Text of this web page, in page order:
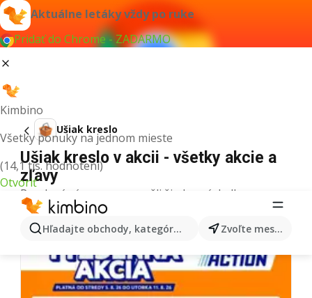
Aktuálne letáky vždy po ruke
Pridať do Chrome - ZADARMO
Kimbino
Všetky ponuky na jednom mieste
(14,1 tis. hodnotení)
Otvoriť
Hľadajte obchody, kategórie, produkty... Zvoľte mesto
Ušiak kreslo
Ušiak kreslo v akcii - všetky akcie a
zľavy
Pre daný výraz sme nenašli žiadne výsledky.
Ďalšie letáky z kategórie